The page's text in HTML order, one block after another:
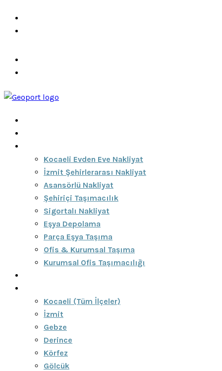
Kocaeli Evden Eve Nakliyat
İzmit Şehirlerarası Nakliyat
Asansörlü Nakliyat
Şehiriçi Taşımacılık
Sigortalı Nakliyat
Eşya Depolama
Parça Eşya Taşıma
Ofis & Kurumsal Taşıma
Kurumsal Ofis Taşımacılığı
Kocaeli (Tüm İlçeler)
İzmit
Gebze
Derince
Körfez
Gölcük